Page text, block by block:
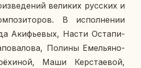
ве­ли­ких рус­ских и
В ис­пол­не­нии
Аки­фье­вых, Насти Оста­пи­
Полины Еме­лья­но­
Маши Кер­ста­е­вой,